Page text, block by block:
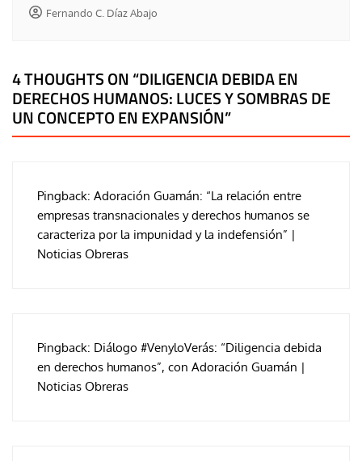
Fernando C. Díaz Abajo
4 THOUGHTS ON “DILIGENCIA DEBIDA EN
DERECHOS HUMANOS: LUCES Y SOMBRAS DE
UN CONCEPTO EN EXPANSIÓN”
Pingback: Adoración Guamán: “La relación entre
empresas transnacionales y derechos humanos se
caracteriza por la impunidad y la indefensión” |
Noticias Obreras
Pingback: Diálogo #VenyloVerás: “Diligencia debida
en derechos humanos”, con Adoración Guamán |
Noticias Obreras